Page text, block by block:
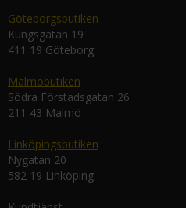
Göteborgsbutiken
Kungsgatan 19
411 19 Göteborg
Malmöbutiken
Södra Förstadsgatan 26
211 43 Malmö
Linköpingsbutiken
Nygatan 20
582 19 Linköping